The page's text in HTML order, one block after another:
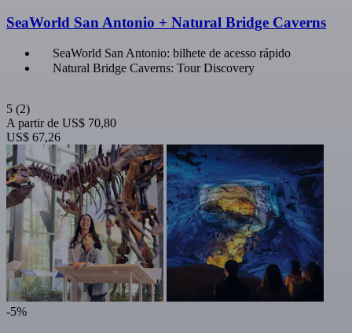
SeaWorld San Antonio + Natural Bridge Caverns
SeaWorld San Antonio: bilhete de acesso rápido
Natural Bridge Caverns: Tour Discovery
5 (2)
A partir de US$ 70,80
US$ 67,26
-5%